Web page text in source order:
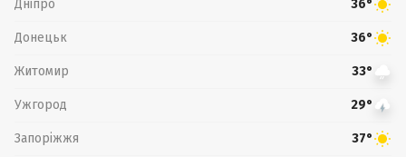
Дніпро 36°
Донецьк 36°
Житомир 33°
Ужгород 29°
Запоріжжя 37°